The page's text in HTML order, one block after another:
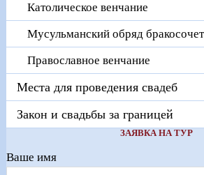
Католическое венчание
Мусульманский обряд
Православное венчание
Места для проведения свадеб
Закон и свадьбы за границей
ЗАЯВКА НА ТУР
Ваше имя